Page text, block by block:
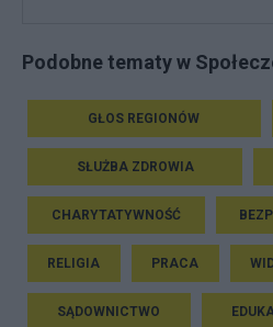
Podobne tematy w
GŁOS REGIONÓW
SŁUŻBA ZDROWIA
CHARYTATYWNOŚĆ
RELIGIA PRACA
SĄDOWNICTWO